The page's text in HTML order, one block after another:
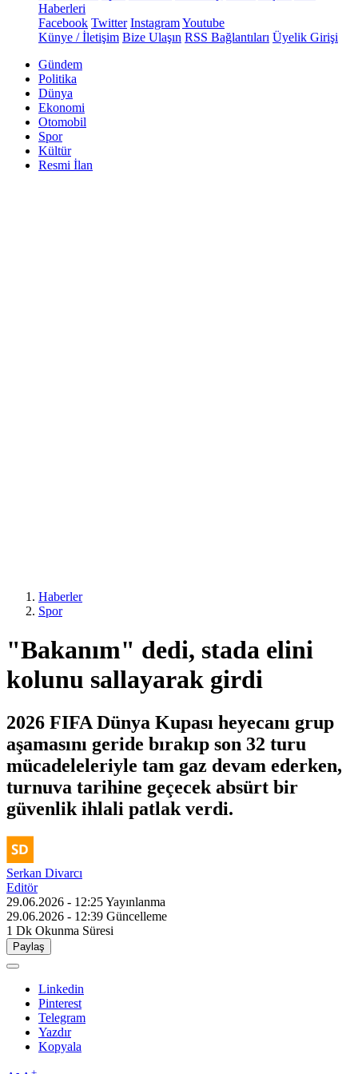
Haberleri
Facebook Twitter InstagramYoutube
Künye / İletişim Bize Ulaşın RSS Bağlantıları Üyelik Girişi
Gündem
Politika
Dünya
Ekonomi
Otomobil
Spor
Kültür
Resmi İlan
Haberler
Spor
"Bakanım" dedi, stada elini
kolunu sallayarak girdi
2026 FIFA Dünya Kupası heyecanı grup
aşamasını geride bırakıp son 32 turu
mücadeleleriyle tam gaz devam ederken,
turnuva tarihine geçecek absürt bir
güvenlik ihlali patlak verdi.
Serkan Divarcı
Editör
29.06.2026 - 12:25Yayınlanma
29.06.2026 - 12:39 Güncelleme
1 Dk Okunma Süresi
Paylaş
Linkedin
Pinterest
Telegram
Yazdır
Kopyala